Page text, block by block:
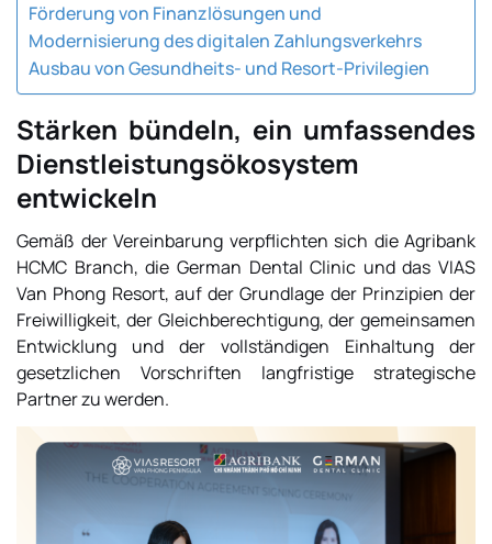
Förderung von Finanzlösungen und
Modernisierung des digitalen Zahlungsverkehrs
Ausbau von Gesundheits- und Resort-Privilegien
Stärken bündeln, ein umfassendes
Dienstleistungsökosystem
entwickeln
Gemäß der Vereinbarung verpflichten sich die Agribank
HCMC Branch, die German Dental Clinic und das VIAS
Van Phong Resort, auf der Grundlage der Prinzipien der
Freiwilligkeit, der Gleichberechtigung, der gemeinsamen
Entwicklung und der vollständigen Einhaltung der
gesetzlichen Vorschriften langfristige strategische
Partner zu werden.